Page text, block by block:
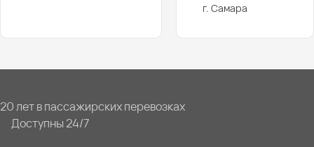
г. Самара
20 лет в пассажирских перевозках
Доступны 24/7